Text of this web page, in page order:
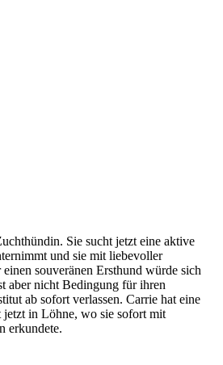
Sie sucht jetzt eine aktive
und sie mit liebevoller
souveränen Ersthund würde sich
aber nicht Bedingung für ihren
ab sofort verlassen. Carrie hat eine
in Löhne, wo sie sofort mit
erkundete.